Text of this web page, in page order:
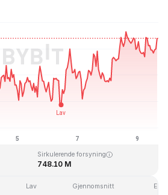
$0.148183
Sirkulerende forsyning
748.10 M
Lav Gjennomsnitt